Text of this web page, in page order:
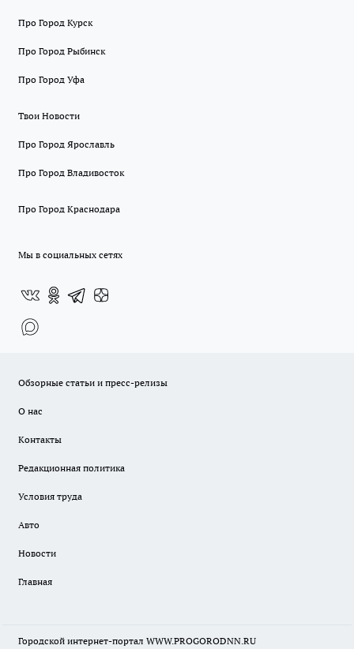
Про Город Курск
Про Город Рыбинск
Про Город Уфа
Твои Новости
Про Город Ярославль
Про Город Владивосток
Про Город Краснодара
Мы в социальных сетях
Обзорные статьи и пресс-релизы
О нас
Контакты
Редакционная политика
Условия труда
Авто
Новости
Главная
Городской интернет-портал WWW.PROGORODNN.RU